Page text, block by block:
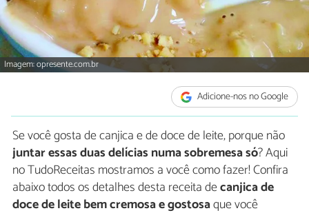
Imagem: opresente.com.br
Adicione-nos no Google
Se você gosta de canjica e de doce de leite, porque não
juntar essas duas delícias numa sobremesa só? Aqui
no TudoReceitas mostramos a você como fazer! Confira
abaixo todos os detalhes desta receita decanjica de
doce de leite bem cremosa e gostosaque você